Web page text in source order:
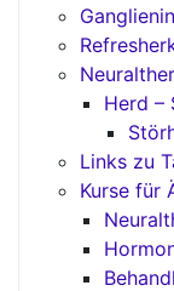
Herd –
Links zu
Kurse für